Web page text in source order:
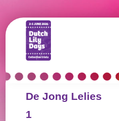
De Jong Lelies
1